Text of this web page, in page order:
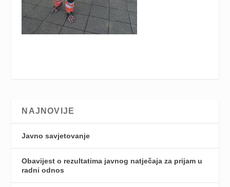
NAJNOVIJE
Javno savjetovanje
Obavijest o rezultatima javnog natječaja za prijam u
radni odnos